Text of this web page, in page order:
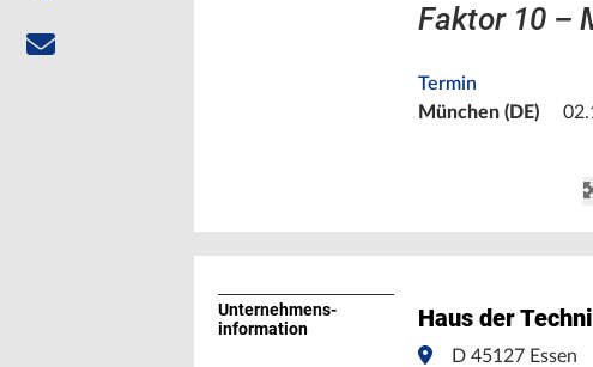
Faktor 10 –
Termin
München (DE)
Unternehmens­
information
Haus der
D 45127 Essen